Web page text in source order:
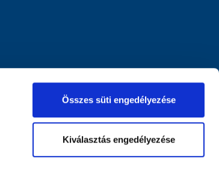
Összes süti engedélyezése
Kiválasztás engedélyezése